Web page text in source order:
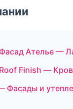
Ателье —
Finish —
Фасады и